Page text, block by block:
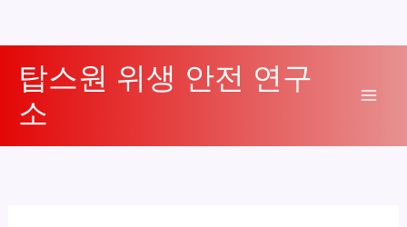
탑스원 위생 안전 연구
소